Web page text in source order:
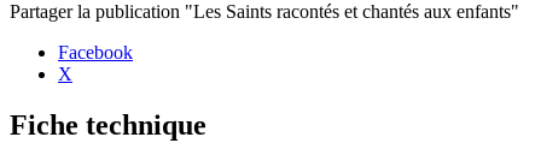
Partager la publication "Les Saints racontés et chantés aux enfants"
Facebook
X
Fiche technique